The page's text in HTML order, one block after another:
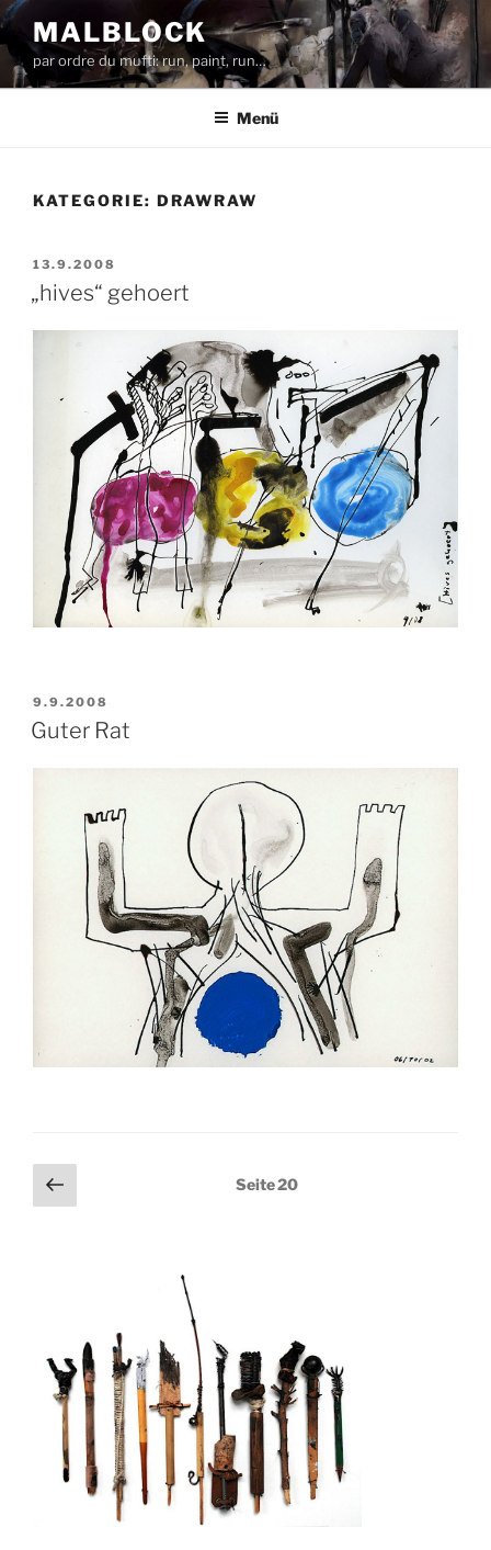
Zum
Inhalt
springen
MALBLOCK
par ordre du mufti: run, paint, run…
Menü
KATEGORIE: DRAWRAW
VERÖFFENTLICHT
AM
13.9.2008
„hives“ gehoert
VERÖFFENTLICHT
AM
9.9.2008
Guter Rat
Seitennummerierung
der
Vorherige
Seite
Seite20